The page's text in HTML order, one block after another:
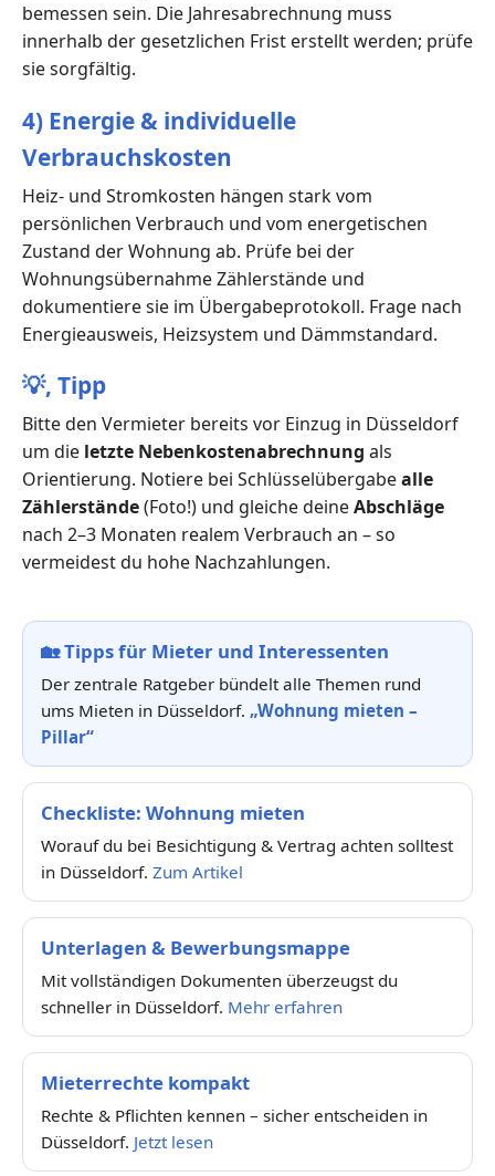
bemessen sein. Die Jahresabrechnung muss
innerhalb der gesetzlichen Frist erstellt werden; prüfe
sie sorgfältig.
4) Energie & individuelle
Verbrauchskosten
Heiz- und Stromkosten hängen stark vom
persönlichen Verbrauch und vom energetischen
Zustand der Wohnung ab. Prüfe bei der
Wohnungsübernahme Zählerstände und
dokumentiere sie im Übergabeprotokoll. Frage nach
Energieausweis, Heizsystem und Dämmstandard.
💡, Tipp
Bitte den Vermieter bereits vor Einzug in Düsseldorf
um die letzte Nebenkostenabrechnung als
Orientierung. Notiere bei Schlüsselübergabealle
Zählerstände(Foto!) und gleiche deineAbschläge
nach 2–3 Monaten realem Verbrauch an – so
vermeidest du hohe Nachzahlungen.
🏡Tipps für Mieter und Interessenten
Der zentrale Ratgeber bündelt alle Themen rund
ums Mieten in Düsseldorf. „Wohnung mieten –
Pillar“
Checkliste: Wohnung mieten
Worauf du bei Besichtigung & Vertrag achten solltest
in Düsseldorf. Zum Artikel
Unterlagen & Bewerbungsmappe
Mit vollständigen Dokumenten überzeugst du
schneller in Düsseldorf. Mehr erfahren
Mieterrechte kompakt
Rechte & Pflichten kennen – sicher entscheiden in
Düsseldorf. Jetzt lesen